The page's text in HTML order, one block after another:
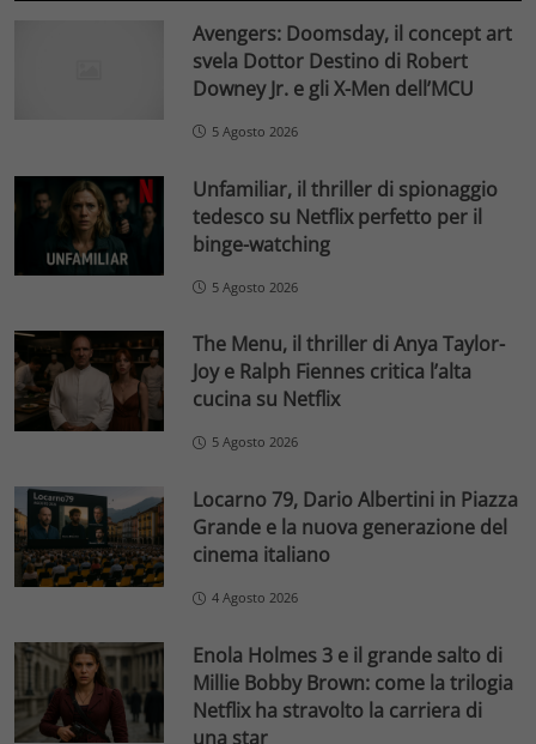
Avengers: Doomsday, il concept art
svela Dottor Destino di Robert
Downey Jr. e gli X-Men dell’MCU
5 Agosto 2026
Unfamiliar, il thriller di spionaggio
tedesco su Netflix perfetto per il
binge-watching
5 Agosto 2026
The Menu, il thriller di Anya Taylor-
Joy e Ralph Fiennes critica l’alta
cucina su Netflix
5 Agosto 2026
Locarno 79, Dario Albertini in Piazza
Grande e la nuova generazione del
cinema italiano
4 Agosto 2026
Enola Holmes 3 e il grande salto di
Millie Bobby Brown: come la trilogia
Netflix ha stravolto la carriera di
una star